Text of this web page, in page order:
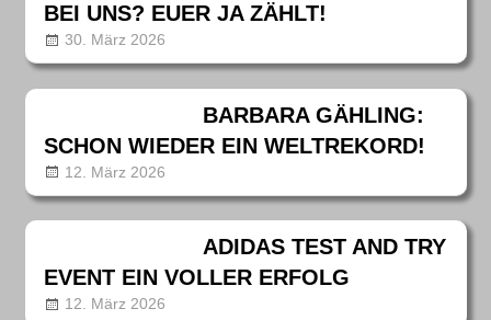
BEI UNS? EUER JA ZÄHLT!
30. März 2026
BARBARA GÄHLING:
SCHON WIEDER EIN WELTREKORD!
12. März 2026
ADIDAS TEST AND TRY
EVENT EIN VOLLER ERFOLG
12. März 2026